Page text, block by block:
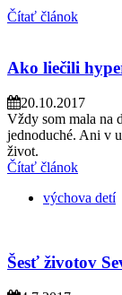
Čítať článok
Ako liečili
20.10.2017
Vždy som mala na
jednoduché. Ani v
život.
Čítať článok
výchova detí
Šesť životov